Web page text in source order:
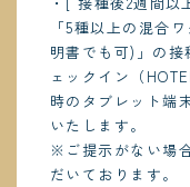
「5種以上の混合
明書でも可)」の
ェックイン（
時のタブレット端
いたします。
※ご提示がない場
だいております。